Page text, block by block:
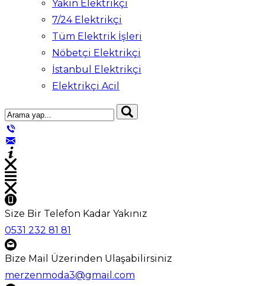
Yakın Elektrikçi
7/24 Elektrikçi
Tüm Elektrik İşleri
Nöbetçi Elektrikçi
İstanbul Elektrikçi
Elektrikçi Acil
Size Bir Telefon Kadar Yakınız
0531 232 81 81
Bize Mail Üzerinden Ulaşabilirsiniz
merzenmoda3@gmail.com